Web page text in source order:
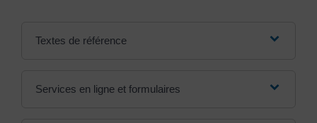
Textes de référence
Services en ligne et formulaires